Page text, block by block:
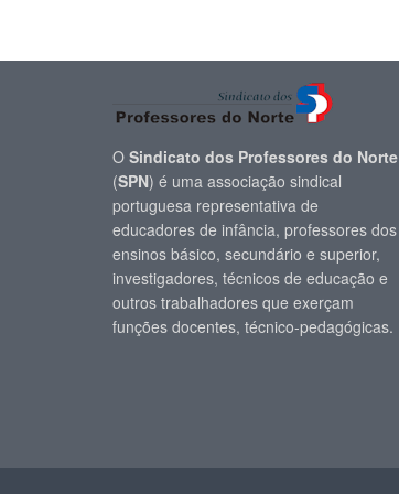
O Sindicato dos Professores do Norte
(SPN) é uma associação sindical
portuguesa representativa de
educadores de infância, professores dos
ensinos básico, secundário e superior,
investigadores, técnicos de educação e
outros trabalhadores que exerçam
funções docentes, técnico-pedagógicas.